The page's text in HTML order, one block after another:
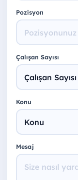
Pozisyon
Çalışan Sayısı
Konu
Mesaj